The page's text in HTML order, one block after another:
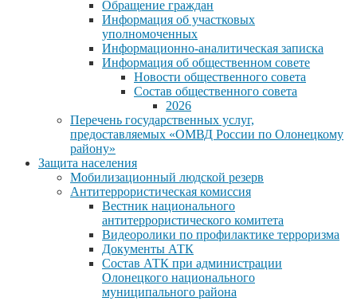
Обращение граждан
Информация об участковых
уполномоченных
Информационно-аналитическая записка
Информация об общественном совете
Новости общественного совета
Состав общественного совета
2026
Перечень государственных услуг,
предоставляемых «ОМВД России по Олонецкому
району»
Защита населения
Мобилизационный людской резерв
Антитеррористическая комиссия
Вестник национального
антитеррористического комитета
Видеоролики по профилактике терроризма
Документы АТК
Состав АТК при администрации
Олонецкого национального
муниципального района